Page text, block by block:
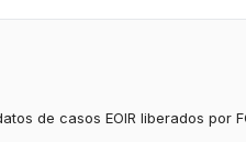
de casos EOIR liberados por